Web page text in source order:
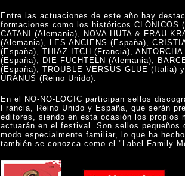
Entre las actuaciones de este año hay
formaciones como los históricos CLÓNICOS
CATANI (Alemania), NOVA HUTA & FRAU
(Alemania), LES ANCIENS (España),
(España), THIAZ ITCH (Francia), ANTORCHA
(España), DIE FUCHTELN (Alemania),
(España), TROUBLE VERSUS GLUE (Italia)
URANUS (Reino Unido).
En el NO-NO-LOGIC participan sellos
Francia, Reino Unido y España, que serán
editores, siendo en esta ocasión los propios
actuarán en el festival. Son sellos pequeños
modo especialmente familiar, lo que ha
también se conozca como el "Label Family